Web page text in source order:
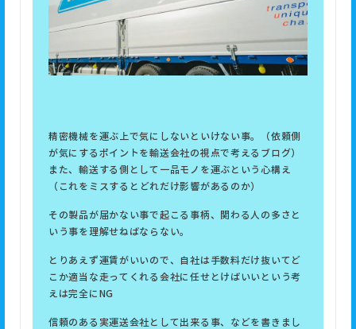
精密機械を運ぶ上で気にしないといけない事。（依頼側
が気にするポイントを輸送会社の視点で考えるブログ）
また、輸送する側として一品モノを運ぶという心構え
（これを ミスする とどれだけ影響があるのか）
その製品が届かない事で起こる事柄、関わる人の多さと
いう事を理解せねばならない。
とりあえず運賃がいいので、自社は手数料だけ抜いてど
こか適当な走ってくれる会社に任せとけばいいという考
えは完全にNG
信頼のある実運送会社として出来る事、などを書きまし